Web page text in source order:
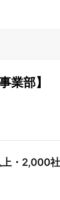
業部】
・2,000